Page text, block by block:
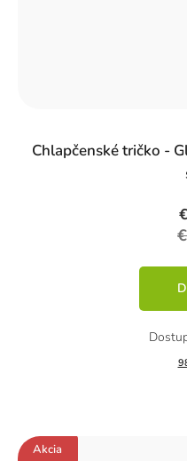
Chlapčenské tričko -
Akcia